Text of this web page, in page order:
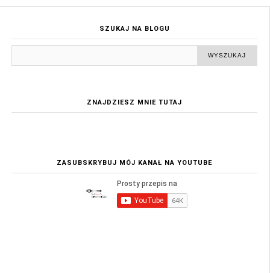
SZUKAJ NA BLOGU
ZNAJDZIESZ MNIE TUTAJ
ZASUBSKRYBUJ MÓJ KANAŁ NA YOUTUBE